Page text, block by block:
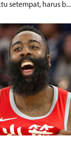
setempat, harus b...